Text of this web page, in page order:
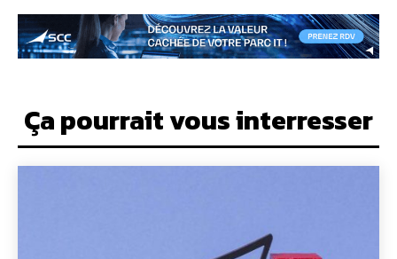
Ça pourrait vous interresser